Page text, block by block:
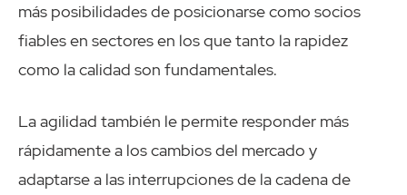
más posibilidades de posicionarse como socios
fiables en sectores en los que tanto la rapidez
como la calidad son fundamentales.
La agilidad también le permite responder más
rápidamente a los cambios del mercado y
adaptarse a las interrupciones de la cadena de